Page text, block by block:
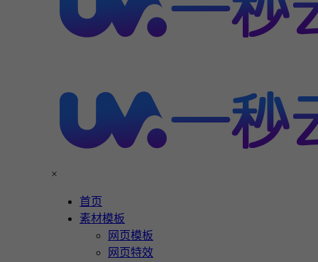
×
首页
素材模板
网页模板
网页特效